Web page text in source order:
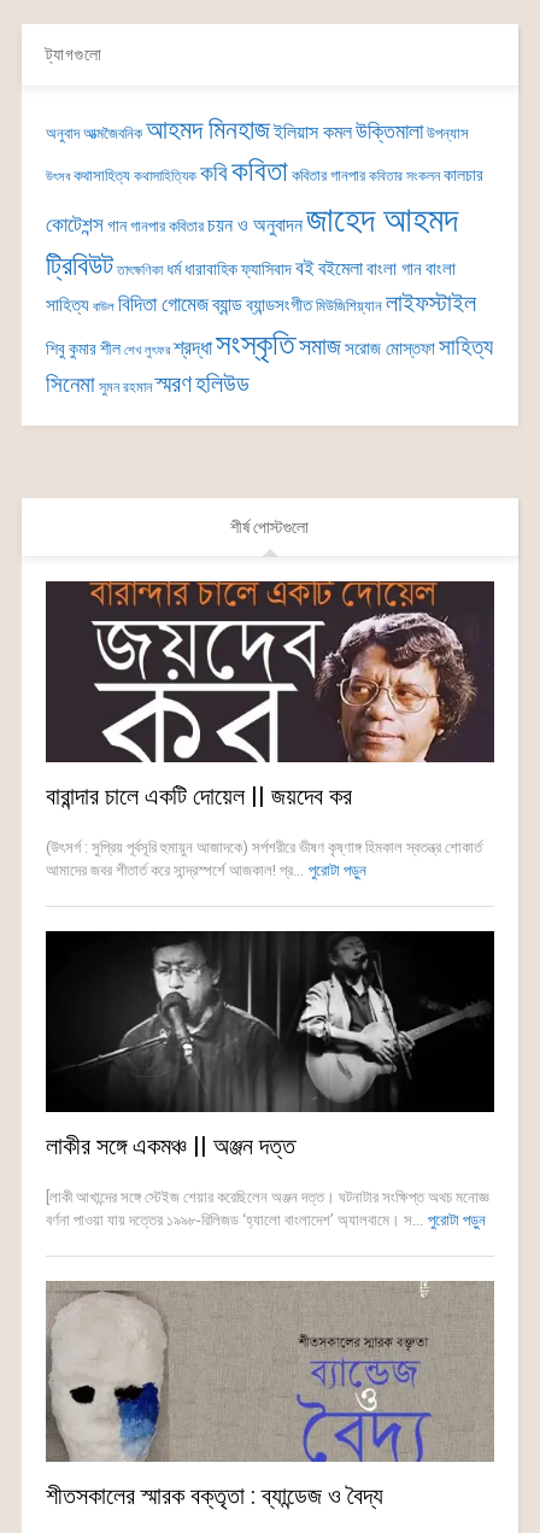
ট্যাগগুলো
অনুবাদ আত্মজৈবনিক আহমদ মিনহাজইলিয়াস কমলউক্তিমালা উপন্যাস
উৎসব কথাসাহিত্য কথাসাহিত্যিক কবিকবিতা কবিতার গানপার কবিতার সংকলন কালচার
কোটেশন্সগান গানপার কবিতার চয়ন ও অনুবাদনজাহেদ আহমদ
ট্রিবিউট তাৎক্ষণিকা ধর্ম ধারাবাহিকফ্যাসিবাদবইবইমেলাবাংলা গানবাংলা
সাহিত্য বাউল বিদিতা গোমেজব্যান্ডব্যান্ডসংগীত মিউজিশিয়্যান লাইফস্টাইল
শিবু কুমার শীল শেখ লুৎফর শ্রদ্ধাসংস্কৃতিসমাজসরোজ মোস্তফাসাহিত্য
সিনেমা সুমন রহমান স্মরণহলিউড
শীর্ষ পোস্টগুলো
বারান্দার চালে একটি দোয়েল || জয়দেব কর
(উৎসর্গ : সুপ্রিয় পূর্বসূরি হুমায়ুন আজাদকে) সর্পশরীরে ভীষণ কৃষ্ণাঙ্গ হিমকাল স্বতন্ত্র শোকার্ত
আমাদের জবর শীতার্ত করে সান্দ্রস্পর্শে আজকাল! প্র... পুরোটা পড়ুন
লাকীর সঙ্গে একমঞ্চ || অঞ্জন দত্ত
[লাকী আখান্দের সঙ্গে স্টেইজ শেয়ার করেছিলেন অঞ্জন দত্ত। ঘটনাটার সংক্ষিপ্ত অথচ মনোজ্ঞ
বর্ণনা পাওয়া যায় দত্তের ১৯৯৮-রিলিজড ‘হ্যালো বাংলাদেশ’ অ্যালবামে। স... পুরোটা পড়ুন
শীতসকালের স্মারক বক্তৃতা : ব্যান্ডেজ ও বৈদ্য